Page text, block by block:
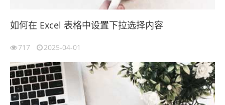
如何在 Excel 表格中设置下拉选择内容
717 2025-04-01